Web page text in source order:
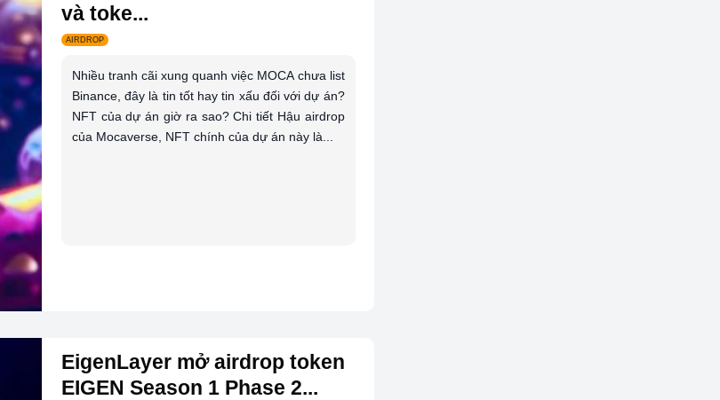
và toke...
AIRDROP
Nhiều tranh cãi xung quanh việc MOCA chưa list
Binance, đây là tin tốt hay tin xấu đối với dự án?
NFT của dự án giờ ra sao? Chi tiết Hậu airdrop
của Mocaverse, NFT chính của dự án này là...
EigenLayer mở airdrop token
EIGEN Season 1 Phase 2...